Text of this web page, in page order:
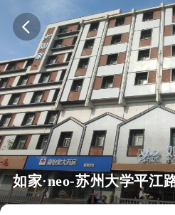
如家·neo-苏州大学平江